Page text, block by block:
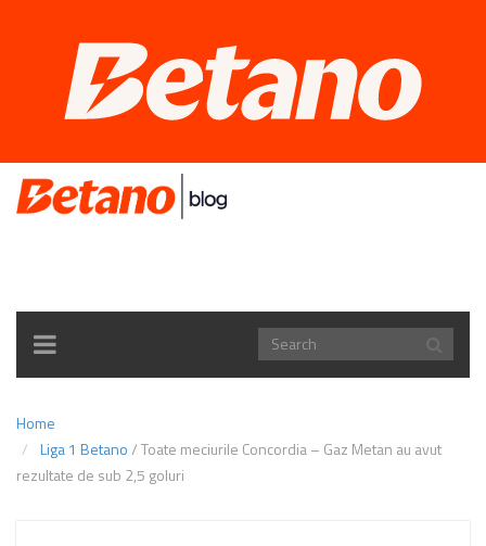
TOGGLE
NAVIGATION
Home
Liga 1 Betano/Toate meciurile Concordia – Gaz Metan au avut
rezultate de sub 2,5 goluri